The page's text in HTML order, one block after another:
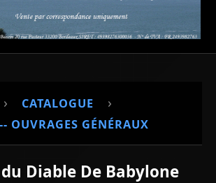
› CATALOGUE ›
OUVRAGES GÉNÉRAUX
Diable De Babylone